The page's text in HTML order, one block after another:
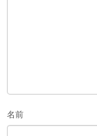
名前